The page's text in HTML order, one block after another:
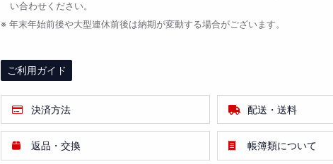
い合わせください。
年末年始前後や大型連休前後は納期が変動する場合がございます。
ご利用ガイド
決済方法 配送・送料
返品・交換 帳簿類について